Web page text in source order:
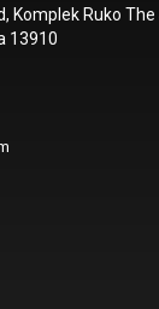
Komplek Ruko
13910